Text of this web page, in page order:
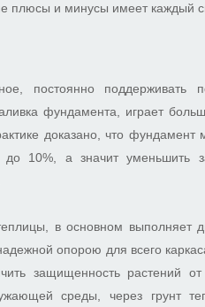
плюсы и минусы имеет каждый
постоянно поддерживать
фундамента, играет
доказано, что фундамент
до 10%, а значит уменьшить
в основном выполняет
опорою для всего
защищенность растений от
среды, через грунт